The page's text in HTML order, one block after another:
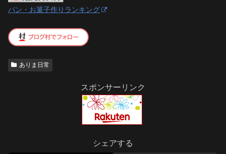
パン・お菓子作りランキング
ありま日常
スポンサーリンク
シェアする